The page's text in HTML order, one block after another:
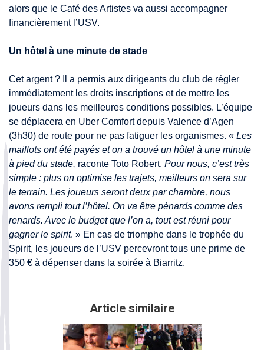
alors que le Café des Artistes va aussi accompagner
financièrement l’USV.
Un hôtel à une minute de stade
Cet argent ? Il a permis aux dirigeants du club de régler
immédiatement les droits inscriptions et de mettre les
joueurs dans les meilleures conditions possibles. L’équipe
se déplacera en Uber Comfort depuis Valence d’Agen
(3h30) de route pour ne pas fatiguer les organismes. « Les
maillots ont été payés et on a trouvé un hôtel à une minute
à pied du stade, raconte Toto Robert. Pour nous, c’est très
simple : plus on optimise les trajets, meilleurs on sera sur
le terrain. Les joueurs seront deux par chambre, nous
avons rempli tout l’hôtel. On va être pénards comme des
renards. Avec le budget que l’on a, tout est réuni pour
gagner le spirit. » En cas de triomphe dans le trophée du
Spirit, les joueurs de l’USV percevront tous une prime de
350 € à dépenser dans la soirée à Biarritz.
Article similaire